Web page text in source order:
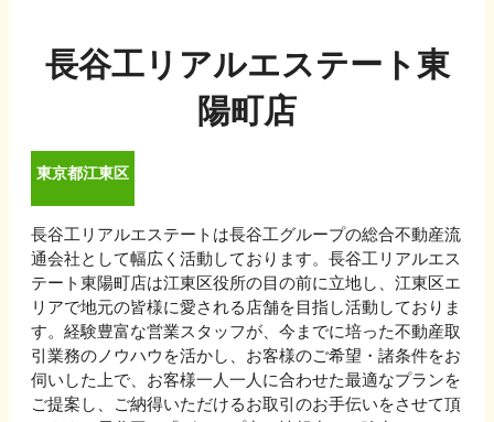
長谷工リアルエステート東
陽町店
東京都江東区
長谷工リアルエステートは長谷工グループの総合不動産流
通会社として幅広く活動しております。長谷工リアルエス
テート東陽町店は江東区役所の目の前に立地し、江東区エ
リアで地元の皆様に愛される店舗を目指し活動しておりま
す。経験豊富な営業スタッフが、今までに培った不動産取
引業務のノウハウを活かし、お客様のご希望・諸条件をお
伺いした上で、お客様一人一人に合わせた最適なプランを
ご提案し、ご納得いただけるお取引のお手伝いをさせて頂